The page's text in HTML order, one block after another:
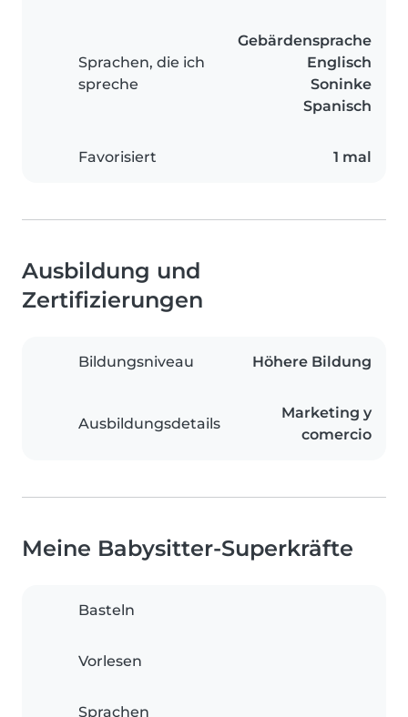
Sprachen, die ich
spreche
Gebärdensprache
Englisch
Soninke
Spanisch
Favorisiert 1 mal
Ausbildung und
Zertifizierungen
Bildungsniveau Höhere Bildung
Ausbildungsdetails
Marketing y
comercio
Meine Babysitter-Superkräfte
Basteln
Vorlesen
Sprachen